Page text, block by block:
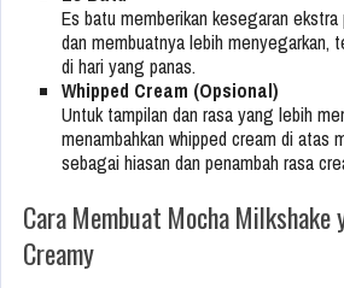
Es batu memberikan kesegaran ekstra
dan membuatnya lebih menyegarkan,
di hari yang panas.
Whipped Cream (Opsional)
Untuk tampilan dan rasa yang lebih
menambahkan whipped cream di atas
sebagai hiasan dan penambah rasa
Cara Membuat Mocha Milkshake
Creamy